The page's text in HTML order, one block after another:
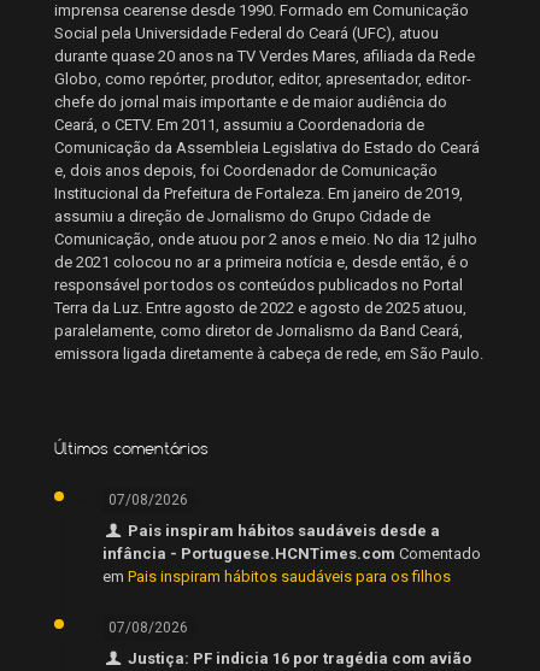
imprensa cearense desde 1990. Formado em Comunicação
Social pela Universidade Federal do Ceará (UFC), atuou
durante quase 20 anos na TV Verdes Mares, afiliada da Rede
Globo, como repórter, produtor, editor, apresentador, editor-
chefe do jornal mais importante e de maior audiência do
Ceará, o CETV. Em 2011, assumiu a Coordenadoria de
Comunicação da Assembleia Legislativa do Estado do Ceará
e, dois anos depois, foi Coordenador de Comunicação
Institucional da Prefeitura de Fortaleza. Em janeiro de 2019,
assumiu a direção de Jornalismo do Grupo Cidade de
Comunicação, onde atuou por 2 anos e meio. No dia 12 julho
de 2021 colocou no ar a primeira notícia e, desde então, é o
responsável por todos os conteúdos publicados no Portal
Terra da Luz. Entre agosto de 2022 e agosto de 2025 atuou,
paralelamente, como diretor de Jornalismo da Band Ceará,
emissora ligada diretamente à cabeça de rede, em São Paulo.
Últimos comentários
07/08/2026
Pais inspiram hábitos saudáveis desde a
infância - Portuguese.HCNTimes.com Comentado
em Pais inspiram hábitos saudáveis para os filhos
07/08/2026
Justiça: PF indicia 16 por tragédia com avião